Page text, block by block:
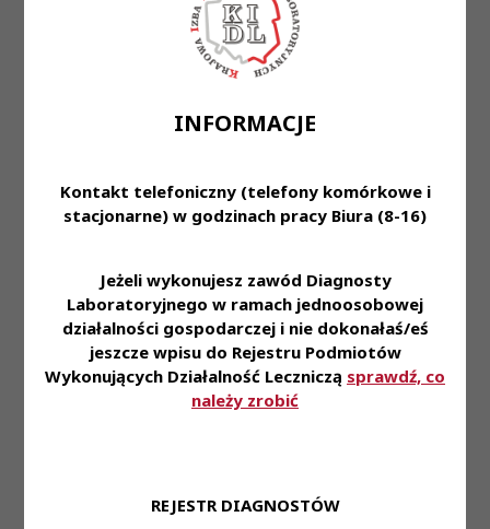
INFORMACJE
Kontakt telefoniczny (telefony komórkowe i
stacjonarne) w godzinach pracy Biura (8-16)
Jeżeli wykonujesz zawód Diagnosty
Laboratoryjnego w ramach jednoosobowej
działalności gospodarczej i nie dokonałaś/eś
jeszcze wpisu do Rejestru Podmiotów
Wykonujących Działalność Leczniczą sprawdź, co
należy zrobić
REJESTR DIAGNOSTÓW
przekraczający 5 lat oraz
osoby, która po ukończeniu
zawodu diagnosty
laboratoryjnego oraz w
Kadencja
VI
VIII
Uchwała Nr 137/VI/2023
Krajowej Rady
Diagnostów
Laboratoryjnych z dnia 7
grudnia 2023 roku
w sprawie upoważnienia
Uchwały
KRDL -
Kadencja
VI
Posiedzenie
VIII
Treść
Załącznik-
Uchwała Nr 138/VI/2023